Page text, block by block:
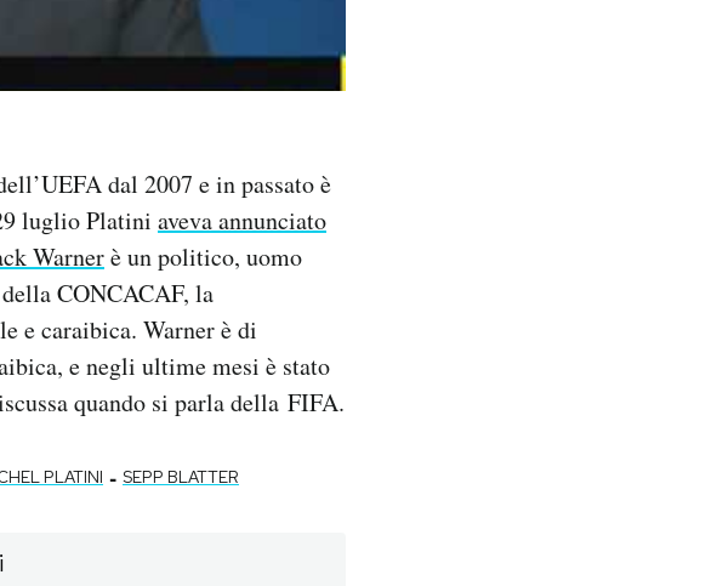
dal 2007 e in passato è
luglio Platini aveva annunciato
Warnerè un politico, uomo
CONCACAF, la
e caraibica. Warner è di
e negli ultime mesi è stato
quando si parla della FIFA.
PLATINI - SEPP BLATTER